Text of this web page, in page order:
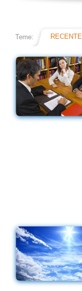
Teme: RECENTE